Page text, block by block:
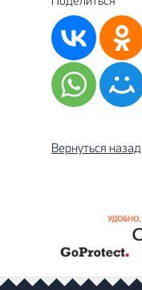
Вернуться назад